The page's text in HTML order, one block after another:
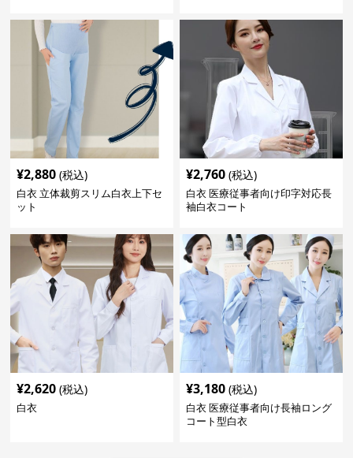
¥2,880 (税込)
白衣 立体裁剪スリム白衣上下セ
ット
¥2,760 (税込)
白衣 医療従事者向け印字対応長
袖白衣コート
¥2,620 (税込)
白衣
¥3,180 (税込)
白衣 医療従事者向け長袖ロング
コート型白衣